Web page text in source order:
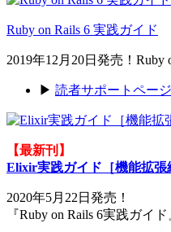
Ruby on Rails 6 実践ガイド
2019年12月20日発売！Ruby
▶ 読者サポートページ
【最新刊】
Elixir実践ガイド［機能拡張
2020年5月22日発売！
『Ruby on Rails 6実践ガイ